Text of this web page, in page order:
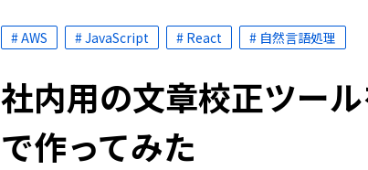
# AWS # JavaScript # React # 自然言語処理
社内用の文章校正ツー
で作ってみた